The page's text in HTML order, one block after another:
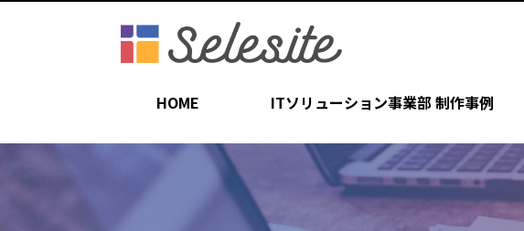
HOME ITソリューション事業部 制作事例